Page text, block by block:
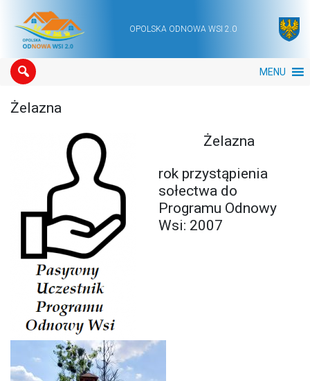
Main NavigationOPOLSKA ODNOWA WSI 2.0
MENU
Żelazna
Żelazna
rok przystąpienia
sołectwa do
Programu Odnowy
Wsi: 2007